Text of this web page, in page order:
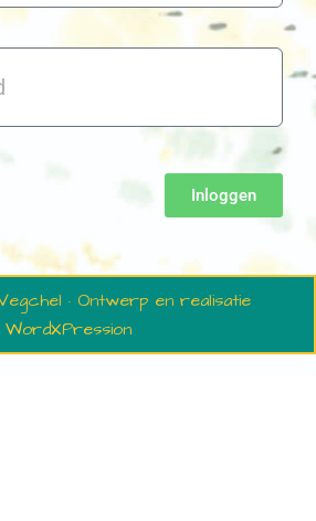
Inloggen
· Ontwerp en realisatie
WordXPression